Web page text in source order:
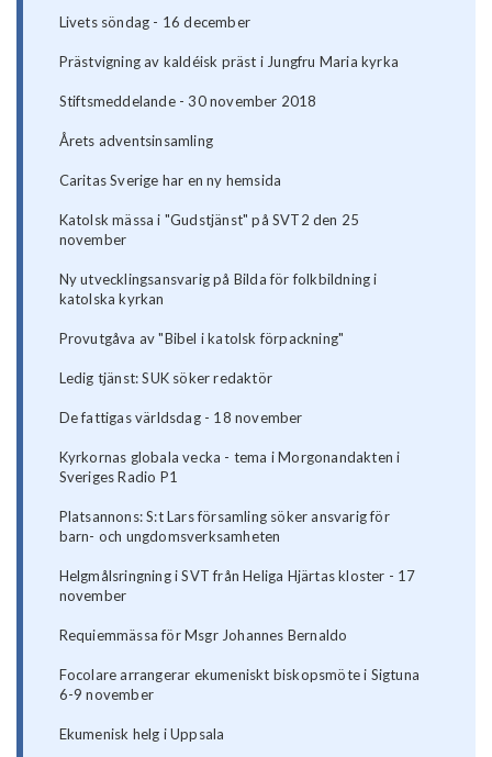
Livets söndag - 16 december
Prästvigning av kaldéisk präst i Jungfru Maria kyrka
Stiftsmeddelande - 30 november 2018
Årets adventsinsamling
Caritas Sverige har en ny hemsida
Katolsk mässa i "Gudstjänst" på SVT2 den 25
november
Ny utvecklingsansvarig på Bilda för folkbildning i
katolska kyrkan
Provutgåva av "Bibel i katolsk förpackning"
Ledig tjänst: SUK söker redaktör
De fattigas världsdag - 18 november
Kyrkornas globala vecka - tema i Morgonandakten i
Sveriges Radio P1
Platsannons: S:t Lars församling söker ansvarig för
barn- och ungdomsverksamheten
Helgmålsringning i SVT från Heliga Hjärtas kloster - 17
november
Requiemmässa för Msgr Johannes Bernaldo
Focolare arrangerar ekumeniskt biskopsmöte i Sigtuna
6-9 november
Ekumenisk helg i Uppsala